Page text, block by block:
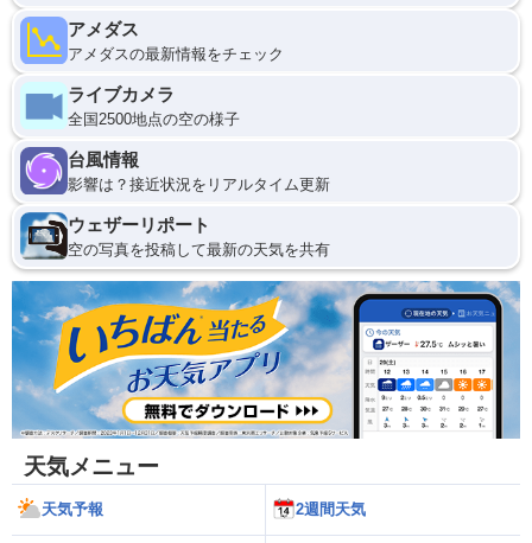
アメダス
アメダスの最新情報をチェック
ライブカメラ
全国2500地点の空の様子
台風情報
影響は？接近状況をリアルタイム更新
ウェザーリポート
空の写真を投稿して最新の天気を共有
天気メニュー
天気予報 2週間天気